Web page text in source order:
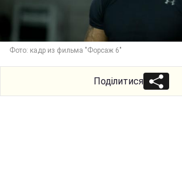
Фото: кадр из фильма "Форсаж 6"
Поділитися